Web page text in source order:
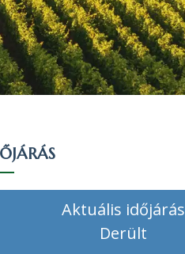
Aktuális időjárás
Derült